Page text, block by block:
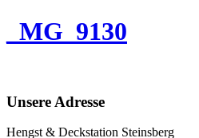
_MG_9130
Unsere Adresse
Hengst & Deckstation Steinsberg